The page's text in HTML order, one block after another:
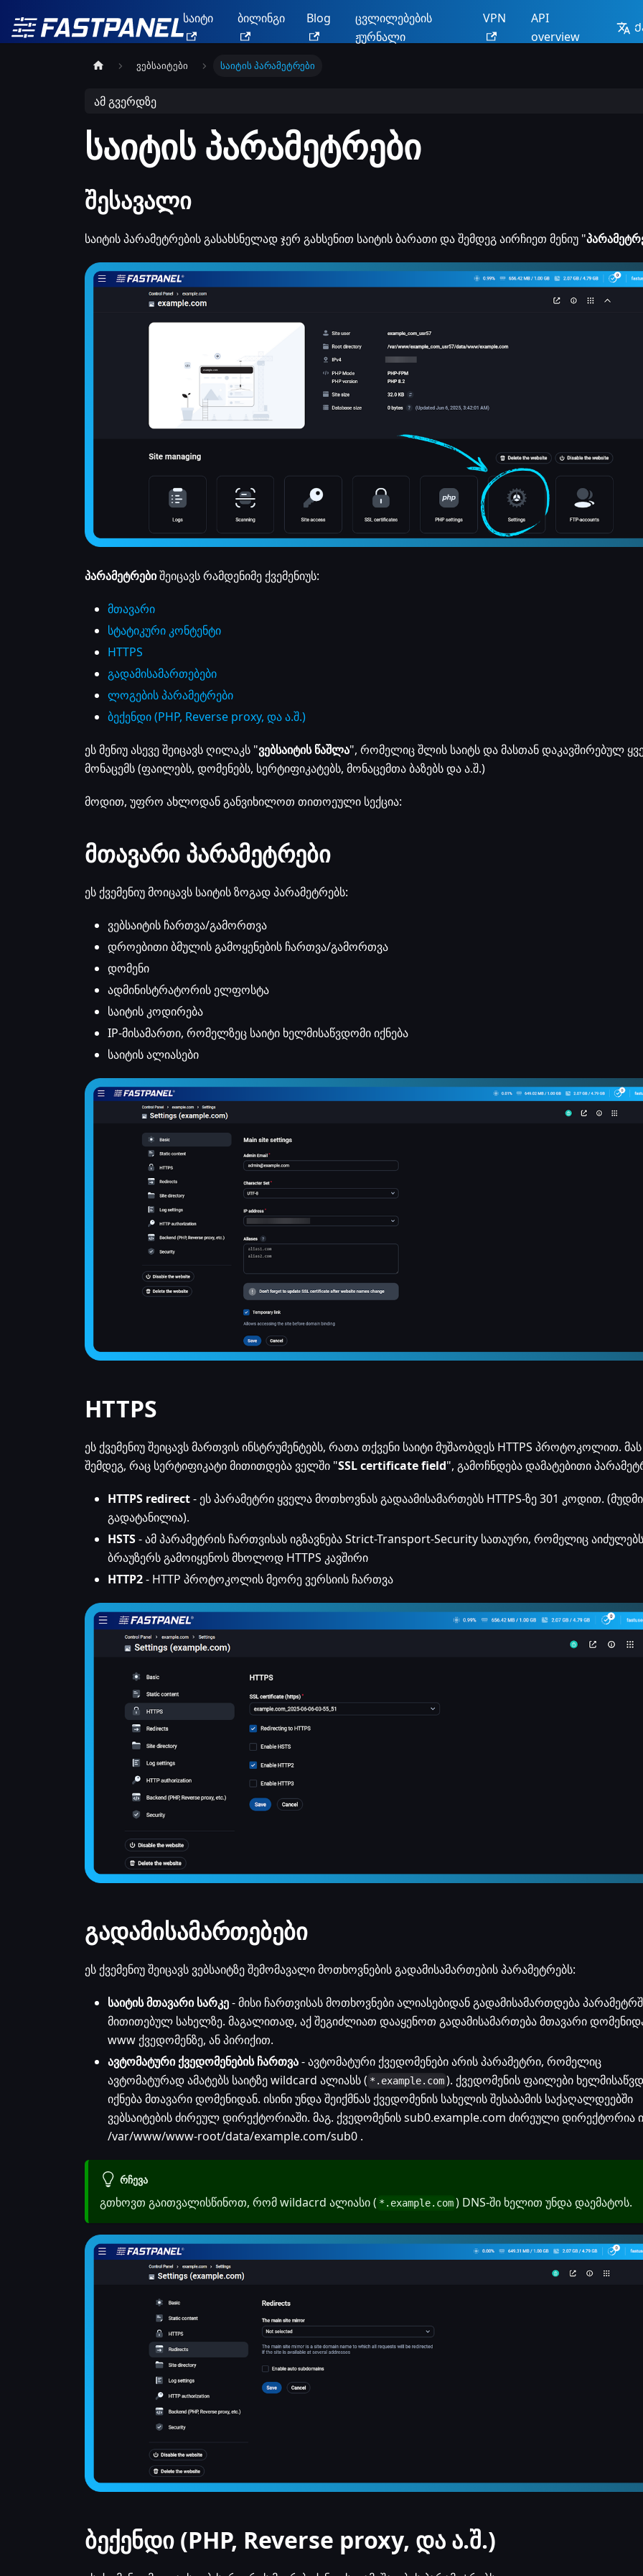
საიტი ბილინგი Blog
ცვლილებების
ჟურნალი
VPN
API
overview
ვებსაიტები საიტის პარამეტრები
ამ გვერდზე
საიტის პარამეტრები
შესავალი
საიტის პარამეტრების გასახსნელად ჯერ გახსენით საიტის ბარათი და შემდეგ აირჩიეთ მენიუ "
პარამეტრებიშეიცავს რამდენიმე ქვემენიუს:
მთავარი
სტატიკური კონტენტი
HTTPS
გადამისამართებები
ლოგების პარამეტრები
ბექენდი (PHP, Reverse proxy, და ა.შ.)
ეს მენიუ ასევე შეიცავს ღილაკს "ვებსაიტის წაშლა", რომელიც შლის საიტს და მასთან დაკავშირებულ
მონაცემს (ფაილებს, დომენებს, სერტიფიკატებს, მონაცემთა ბაზებს და ა.შ.)
მოდით, უფრო ახლოდან განვიხილოთ თითოეული სექცია:
მთავარი პარამეტრები
ეს ქვემენიუ მოიცავს საიტის ზოგად პარამეტრებს:
ვებსაიტის ჩართვა/გამორთვა
დროებითი ბმულის გამოყენების ჩართვა/გამორთვა
დომენი
ადმინისტრატორის ელფოსტა
საიტის კოდირება
IP-მისამართი, რომელზეც საიტი ხელმისაწვდომი იქნება
საიტის ალიასები
HTTPS
ეს ქვემენიუ შეიცავს მართვის ინსტრუმენტებს, რათა თქვენი საიტი მუშაობდეს HTTPS პროტოკოლით. მას
შემდეგ, რაც სერტიფიკატი მითითდება ველში "SSL certificate field", გამოჩნდება დამატებითი
HTTPS redirect- ეს პარამეტრი ყველა მოთხოვნას გადაამისამართებს HTTPS-ზე 301 კოდით.
გადატანილია).
HSTS- ამ პარამეტრის ჩართვისას იგზავნება Strict-Transport-Security სათაური, რომელიც აიძულებს
ბრაუზერს გამოიყენოს მხოლოდ HTTPS კავშირი
HTTP2- HTTP პროტოკოლის მეორე ვერსიის ჩართვა
გადამისამართებები
ეს ქვემენიუ შეიცავს ვებსაიტზე შემომავალი მოთხოვნების გადამისამართების პარამეტრებს:
საიტის მთავარი სარკე- მისი ჩართვისას მოთხოვნები ალიასებიდან გადამისამართდება
მითითებულ სახელზე. მაგალითად, აქ შეგიძლიათ დააყენოთ გადამისამართება მთავარი
www ქვედომენზე, ან პირიქით.
ავტომატური ქვედომენების ჩართვა- ავტომატური ქვედომენები არის პარამეტრი, რომელიც
ავტომატურად ამატებს საიტზე wildcard ალიასს ( *.example.com ). ქვედომენის ფაილები
იქნება მთავარი დომენიდან. ისინი უნდა შეიქმნას ქვედომენის სახელის შესაბამის საქაღალდეებში
ვებსაიტების ძირეულ დირექტორიაში. მაგ. ქვედომენის sub0.example.com ძირეული დირექტორია
/var/www/www-root/data/example.com/sub0 .
ᲠᲩᲔᲕᲐ
გთხოვთ გაითვალისწინოთ, რომ wildacrd ალიასი ( *.example.com ) DNS-ში ხელით უნდა დაემატოს.
ბექენდი (PHP, Reverse proxy, და ა.შ.)